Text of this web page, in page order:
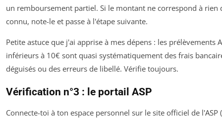
un remboursement partiel. Si le montant ne correspond à rien
connu, note-le et passe à l'étape suivante.
Petite astuce que j'ai apprise à mes dépens : les prélèvements
inférieurs à 10€ sont quasi systématiquement des frais
déguisés ou des erreurs de libellé. Vérifie toujours.
Vérification n°3 : le portail ASP
Connecte-toi à ton espace personnel sur le site officiel de l'ASP